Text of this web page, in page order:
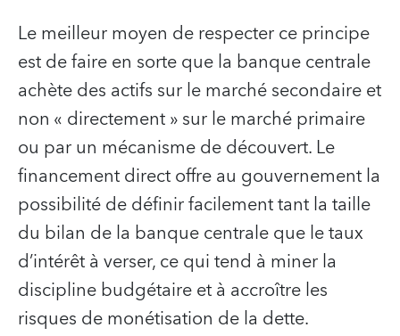
Le meilleur moyen de respecter ce principe
est de faire en sorte que la banque centrale
achète des actifs sur le marché secondaire et
non « directement » sur le marché primaire
ou par un mécanisme de découvert. Le
financement direct offre au gouvernement la
possibilité de définir facilement tant la taille
du bilan de la banque centrale que le taux
d’intérêt à verser, ce qui tend à miner la
discipline budgétaire et à accroître les
risques de monétisation de la dette.